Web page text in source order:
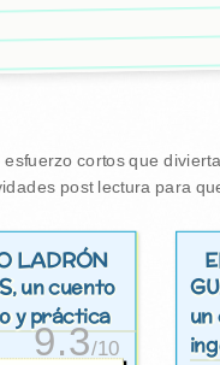
cortos que
post lectura para
LADRÓN
, un cuento
y práctica
9.3/10
un